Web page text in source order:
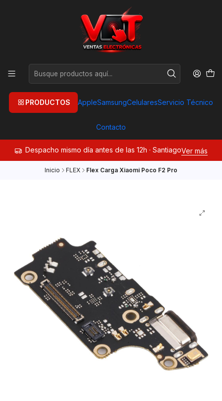
PRODUCTOS AppleSamsungCelularesServicio Técnico
Contacto
Despacho mismo día antes de las 12h · SantiagoVer más
Inicio FLEX Flex Carga Xiaomi Poco F2 Pro